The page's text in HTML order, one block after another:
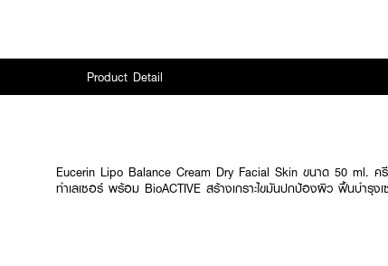
Product Detail
Eucerin Lipo Balance Cream Dry Facial Skin ขนาด 50 ml.
ทำเลเซอร์ พร้อม BioACTIVE สร้างเกราะไขมันปกป้องผิว ฟื้นบำรุง